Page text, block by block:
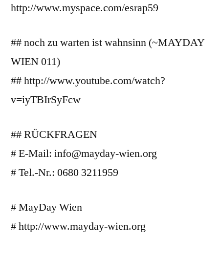
http://www.myspace.com/esrap59
## noch zu warten ist wahnsinn (~MAYDAY
WIEN 011)
## http://www.youtube.com/watch?
v=iyTBIrSyFcw
## RÜCKFRAGEN
# E-Mail: info@mayday-wien.org
# Tel.-Nr.: 0680 3211959
# MayDay Wien
# http://www.mayday-wien.org